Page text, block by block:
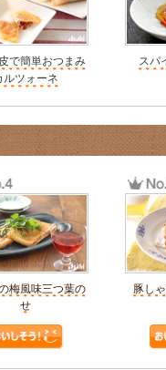
で簡単おつまみ
ルツォーネ
スパ
梅風味三つ葉の
せ
豚し